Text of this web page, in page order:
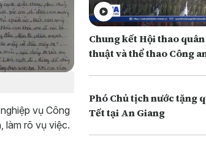
vụ Công
làm rõ vụ việc.
Chung kết Hội thao
thuật và thể thao Công
Phó Chủ tịch nước tặng
Tết tại An Giang